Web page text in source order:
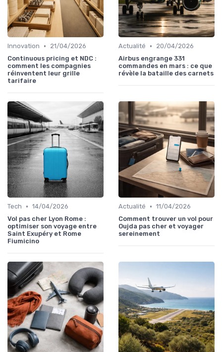
Innovation •
21/04/2026
Continuous pricing et NDC :
comment les compagnies
réinventent leur grille
tarifaire
Actualité •
20/04/2026
Airbus engrange 331
commandes en mars : ce que
révèle la bataille des carnets
Tech • 14/04/2026
Vol pas cher Lyon Rome :
optimiser son voyage entre
Saint Exupéry et Rome
Fiumicino
Actualité • 11/04/2026
Comment trouver un vol pour
Oujda pas cher et voyager
sereinement